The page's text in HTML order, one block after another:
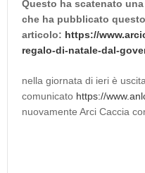
Questo ha scatenato
che ha pubblicato questo
articolo: https://
regalo-di-natale-dal-
nella giornata di ieri è
comunicato https://
nuovamente Arci Caccia